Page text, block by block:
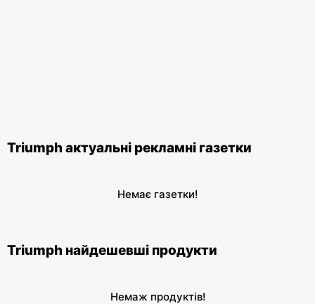
Triumph актуальні рекламні газетки
Немає газетки!
Triumph найдешевші продукти
Немаж продуктів!